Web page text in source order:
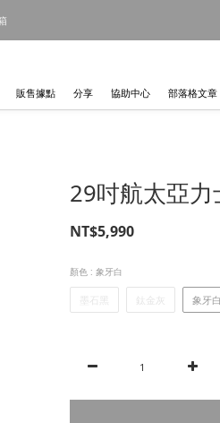
販售據點 分享 協助中心 部落格文章
29吋航太亞
NT$5,990
顏色 : 象牙白
墨石黑 鈦金灰 象牙白